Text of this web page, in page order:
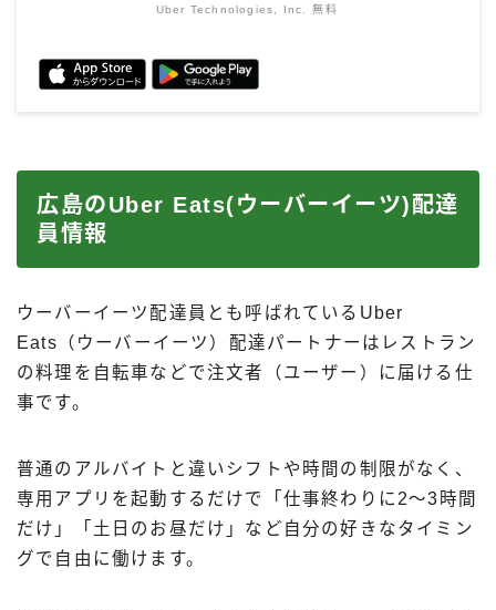
Uber Technologies, Inc. 無料
広島のUber Eats(ウーバーイーツ)配達
員情報
ウーバーイーツ配達員とも呼ばれているUber
Eats（ウーバーイーツ）配達パートナーはレストラン
の料理を自転車などで注文者（ユーザー）に届ける仕
事です。
普通のアルバイトと違いシフトや時間の制限がなく、
専用アプリを起動するだけで「仕事終わりに2〜3時間
だけ」「土日のお昼だけ」など自分の好きなタイミン
グで自由に働けます。